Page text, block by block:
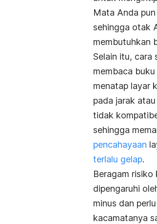
Mata Anda
sehingga otak
membutuhkan
Selain itu, cara
membaca
menatap layar
pada jarak
tidak
sehingga
pencahayaan
terlalu gelap.
Beragam
dipengaruhi
minus dan
kacamatanya